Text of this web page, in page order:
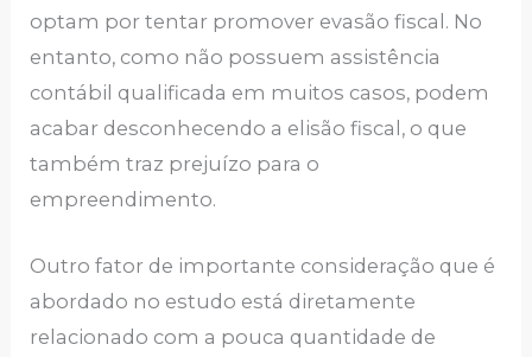
optam por tentar promover evasão fiscal. No
entanto, como não possuem assistência
contábil qualificada em muitos casos, podem
acabar desconhecendo a elisão fiscal, o que
também traz prejuízo para o
empreendimento.
Outro fator de importante consideração que é
abordado no estudo está diretamente
relacionado com a pouca quantidade de